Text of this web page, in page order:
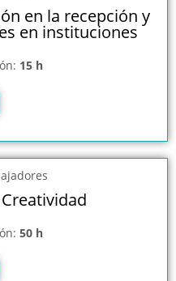
en la recepción y
en instituciones
15 h
50 h